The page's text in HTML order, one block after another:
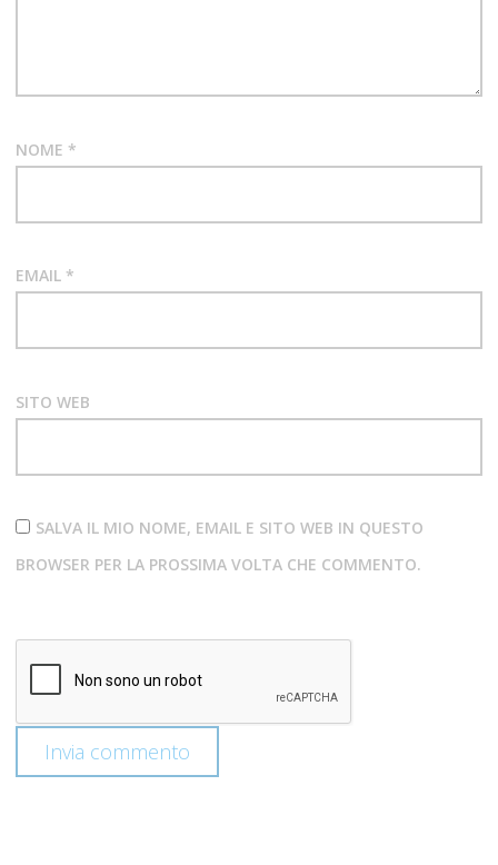
NOME *
EMAIL *
SITO WEB
SALVA IL MIO NOME, EMAIL E SITO WEB IN QUESTO
BROWSER PER LA PROSSIMA VOLTA CHE COMMENTO.